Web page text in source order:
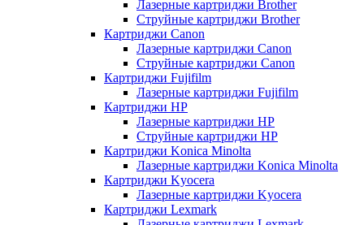
Лазерные картриджи Brother
Струйные картриджи Brother
Картриджи Canon
Лазерные картриджи Canon
Струйные картриджи Canon
Картриджи Fujifilm
Лазерные картриджи Fujifilm
Картриджи HP
Лазерные картриджи HP
Струйные картриджи HP
Картриджи Konica Minolta
Лазерные картриджи Konica Minolta
Картриджи Kyocera
Лазерные картриджи Kyocera
Картриджи Lexmark